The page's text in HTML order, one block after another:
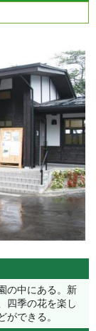
の中にある。新
四季の花を楽し
できる。